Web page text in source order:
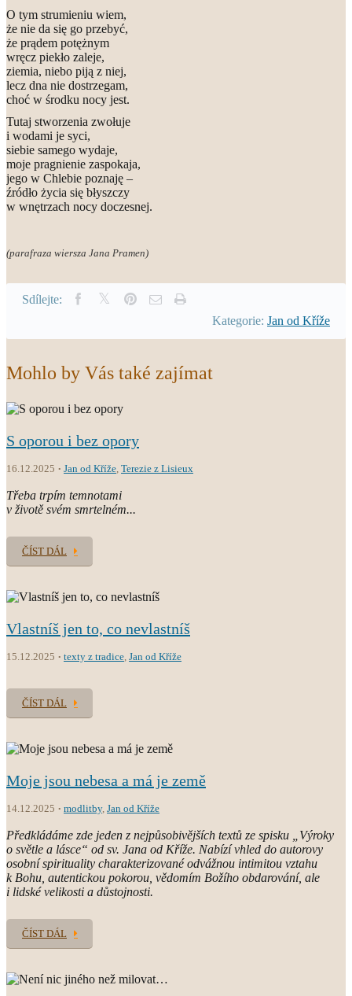
O tym strumieniu wiem,
że nie da się go przebyć,
że prądem potężnym
wręcz piekło zaleje,
ziemia, niebo piją z niej,
lecz dna nie dostrzegam,
choć w środku nocy jest.
Tutaj stworzenia zwołuje
i wodami je syci,
siebie samego wydaje,
moje pragnienie zaspokaja,
jego w Chlebie poznaję –
źródło życia się błyszczy
w wnętrzach nocy doczesnej.
(parafraza wiersza Jana Pramen)
Sdílejte:
Kategorie: Jan od Kříže
Mohlo by Vás také zajímat
S oporou i bez opory
16.12.2025 Jan od Kříže Terezie z Lisieux
Třeba trpím temnotami
v životě svém smrtelném...
ČÍST DÁL
Vlastníš jen to, co nevlastníš
15.12.2025 texty z tradice Jan od Kříže
ČÍST DÁL
Moje jsou nebesa a má je země
14.12.2025 modlitby, Jan od Kříže
Předkládáme zde jeden z nejpůsobivějších textů ze spisku „Výroky
o světle a lásce“ od sv. Jana od Kříže. Nabízí vhled do autorovy
osobní spirituality charakterizované odvážnou intimitou vztahu
k Bohu, autentickou pokorou, vědomím Božího obdarování, ale
i lidské velikosti a důstojnosti.
ČÍST DÁL